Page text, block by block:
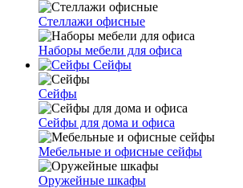
Стеллажи офисные
Наборы мебели для офиса
Сейфы
Сейфы
Сейфы для дома и офиса
Мебельные и офисные сейфы
Оружейные шкафы